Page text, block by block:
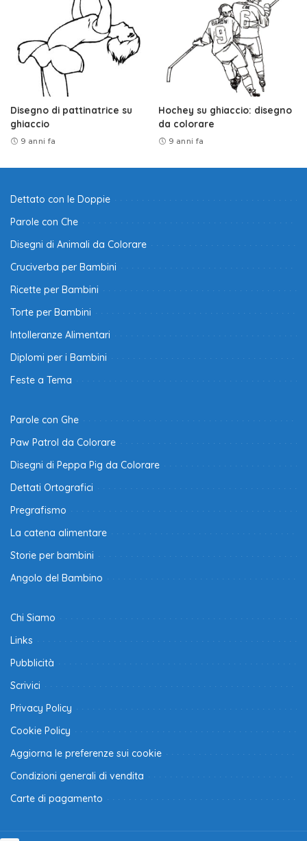
Disegno di pattinatrice su
ghiaccio
9 anni fa
Hochey su ghiaccio: disegno
da colorare
9 anni fa
Dettato con le Doppie
Parole con Che
Disegni di Animali da Colorare
Cruciverba per Bambini
Ricette per Bambini
Torte per Bambini
Intolleranze Alimentari
Diplomi per i Bambini
Feste a Tema
Parole con Ghe
Paw Patrol da Colorare
Disegni di Peppa Pig da Colorare
Dettati Ortografici
Pregrafismo
La catena alimentare
Storie per bambini
Angolo del Bambino
Chi Siamo
Links
Pubblicità
Scrivici
Privacy Policy
Cookie Policy
Aggiorna le preferenze sui cookie
Condizioni generali di vendita
Carte di pagamento